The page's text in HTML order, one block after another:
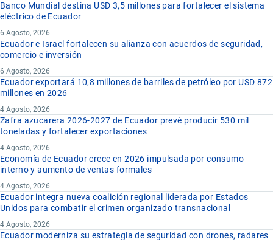
Banco Mundial destina USD 3,5 millones para fortalecer el sistema
eléctrico de Ecuador
6 Agosto, 2026
Ecuador e Israel fortalecen su alianza con acuerdos de seguridad,
comercio e inversión
6 Agosto, 2026
Ecuador exportará 10,8 millones de barriles de petróleo por USD 872
millones en 2026
4 Agosto, 2026
Zafra azucarera 2026-2027 de Ecuador prevé producir 530 mil
toneladas y fortalecer exportaciones
4 Agosto, 2026
Economía de Ecuador crece en 2026 impulsada por consumo
interno y aumento de ventas formales
4 Agosto, 2026
Ecuador integra nueva coalición regional liderada por Estados
Unidos para combatir el crimen organizado transnacional
4 Agosto, 2026
Ecuador moderniza su estrategia de seguridad con drones, radares